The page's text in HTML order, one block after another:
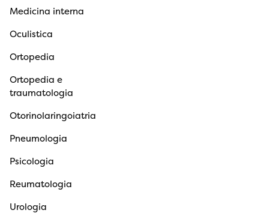
Medicina interna
Oculistica
Ortopedia
Ortopedia e
traumatologia
Otorinolaringoiatria
Pneumologia
Psicologia
Reumatologia
Urologia